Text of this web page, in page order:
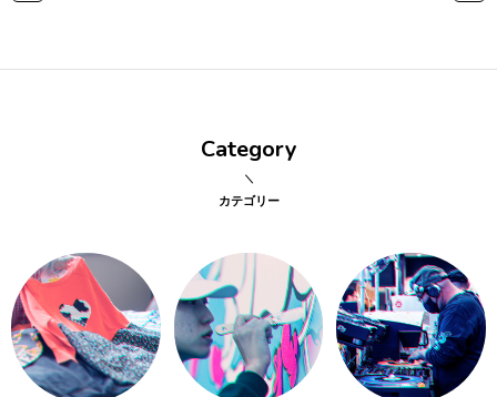
Category
カテゴリー